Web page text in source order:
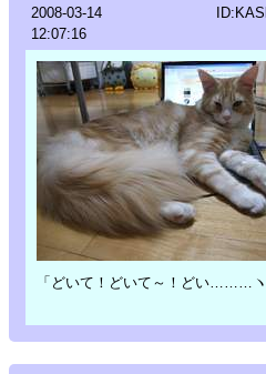
2008-03-14
12:07:16
「どいて！どいて～！どい………ヽ